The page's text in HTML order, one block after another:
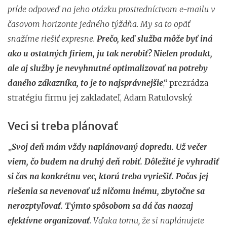
príde odpoveď na jeho otázku prostredníctvom e-mailu v
časovom horizonte jedného týždňa. My sa to opäť
snažíme riešiť expresne. Prečo, keď služba môže byť iná
ako u ostatných firiem, ju tak nerobiť? Nielen produkt,
ale aj služby je nevyhnutné optimalizovať na potreby
daného zákazníka, to je to najsprávnejšie,“ prezrádza
stratégiu firmu jej zakladateľ, Adam Ratulovský.
Veci si treba plánovať
„Svoj deň mám vždy naplánovaný dopredu. Už večer
viem, čo budem na druhý deň robiť. Dôležité je vyhradiť
si čas na konkrétnu vec, ktorú treba vyriešiť. Počas jej
riešenia sa nevenovať už ničomu inému, zbytočne sa
nerozptyľovať. Týmto spôsobom sa dá čas naozaj
efektívne organizovať. Vďaka tomu, že si naplánujete